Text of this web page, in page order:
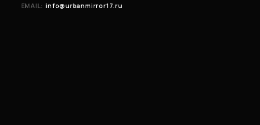
EMAIL: info@urbanmirror17.ru